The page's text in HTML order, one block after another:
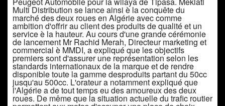
Multi Distribution se lance ainsi è la conquête du
marché des deux roues en Algérie avec comme
ambition d'offrir au client des produits de qualité et un
service è la hauteur. Au cours d'une grande cérémonie
de lancement Mr Rachid Merah, Directeur marketing et
commercial è MMDI, a expliqué que les objectifs
premiers sont d'assurer une représentation selon les
standards internationaux de la marque et de rendre
disponible toute la gamme desproduits partant du 50cc
jusqu'au 500cc. L'orateur a notamment expliqué que
l'Algérie a de tout temps eu des amoureux des deux
roues. De même que la situation actuelle du trafic routier